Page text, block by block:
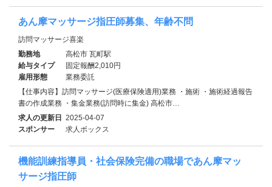
あん摩マッサージ指圧師募集、年齢不問
訪問マッサージ喜楽
勤務地
高松市 瓦町駅
給与タイプ
固定報酬2,010円
雇用形態
業務委託
【仕事内容】訪問マッサージ(医療保険適用)業務 ・施術 ・施術経過報告
書の作成業務 ・集金業務(訪問時に集金) 高松市…
求人の更新日 2025-04-07
スポンサー
求人ボックス
機能訓練指導員・社会保険完備の職場であん摩マッ
サージ指圧師